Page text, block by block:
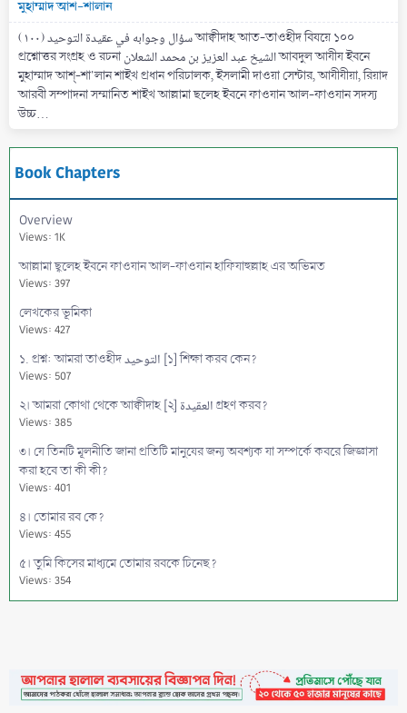
মুহাম্মাদ আশ-শালান
(۱۰۰) سؤال وجوابه في عقيدة التوحيد আক্বীদাহ আত-তাওহীদ বিষয়ে ১০০
প্রশ্নোত্তর সংগ্রহ ও রচনা الشيخ عبد العزيز بن محمد الشعلان আবদুল আযীয ইবনে
মুহাম্মাদ আশ্-শা'লান শাইখ প্রধান পরিচালক, ইসলামী দাওয়া সেন্টার, আযীযীয়া, রিয়াদ
আরবী সম্পাদনা সম্মানিত শাইখ আল্লামা ছলেহ ইবনে ফাওযান আল-ফাওযান সদস্য
উচ্চ...
Book Chapters
Overview
Views: 1K
আল্লামা ছ্বলেহ ইবনে ফাওযান আল-ফাওযান হাফিযাহুল্লাহ এর অভিমত
Views: 397
লেখকের ভূমিকা
Views: 427
১. প্রশ্ন: আমরা তাওহীদ التوحيد [১] শিক্ষা করব কেন?
Views: 507
২। আমরা কোথা থেকে আক্বীদাহ [২] العقيدة গ্রহণ করব?
Views: 385
৩। যে তিনটি মূলনীতি জানা প্রতিটি মানুষের জন্য অবশ্যক যা সম্পর্কে কবরে জিজ্ঞাসা
করা হবে তা কী কী?
Views: 401
৪। তোমার রব কে?
Views: 455
৫। তুমি কিসের মাধ্যমে তোমার রবকে চিনেছ?
Views: 354
প্রমাণ কী?
Views: 400